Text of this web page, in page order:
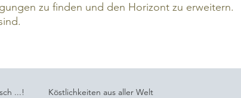
zu finden und den Horizont zu erweitern.
...! Köstlichkeiten aus aller Welt